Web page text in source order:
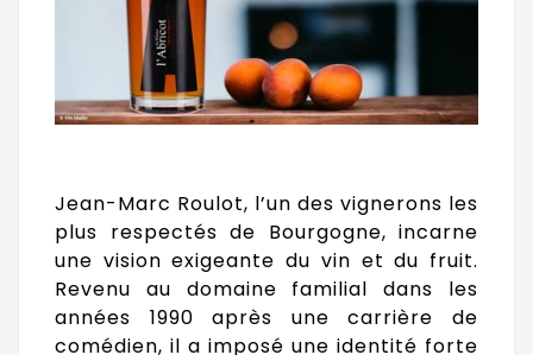
Jean-Marc Roulot, l’un des vignerons les
plus respectés de Bourgogne, incarne
une vision exigeante du vin et du fruit.
Revenu au domaine familial dans les
années 1990 après une carrière de
comédien, il a imposé une identité forte